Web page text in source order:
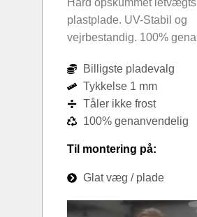
Hård opskummet letvægts
plastplade. UV-Stabil og
vejrbestandig. 100%
Billigste pladevalg
Tykkelse 1 mm
Tåler ikke frost
100% genanvendelig
Til montering på:
Glat væg / plade